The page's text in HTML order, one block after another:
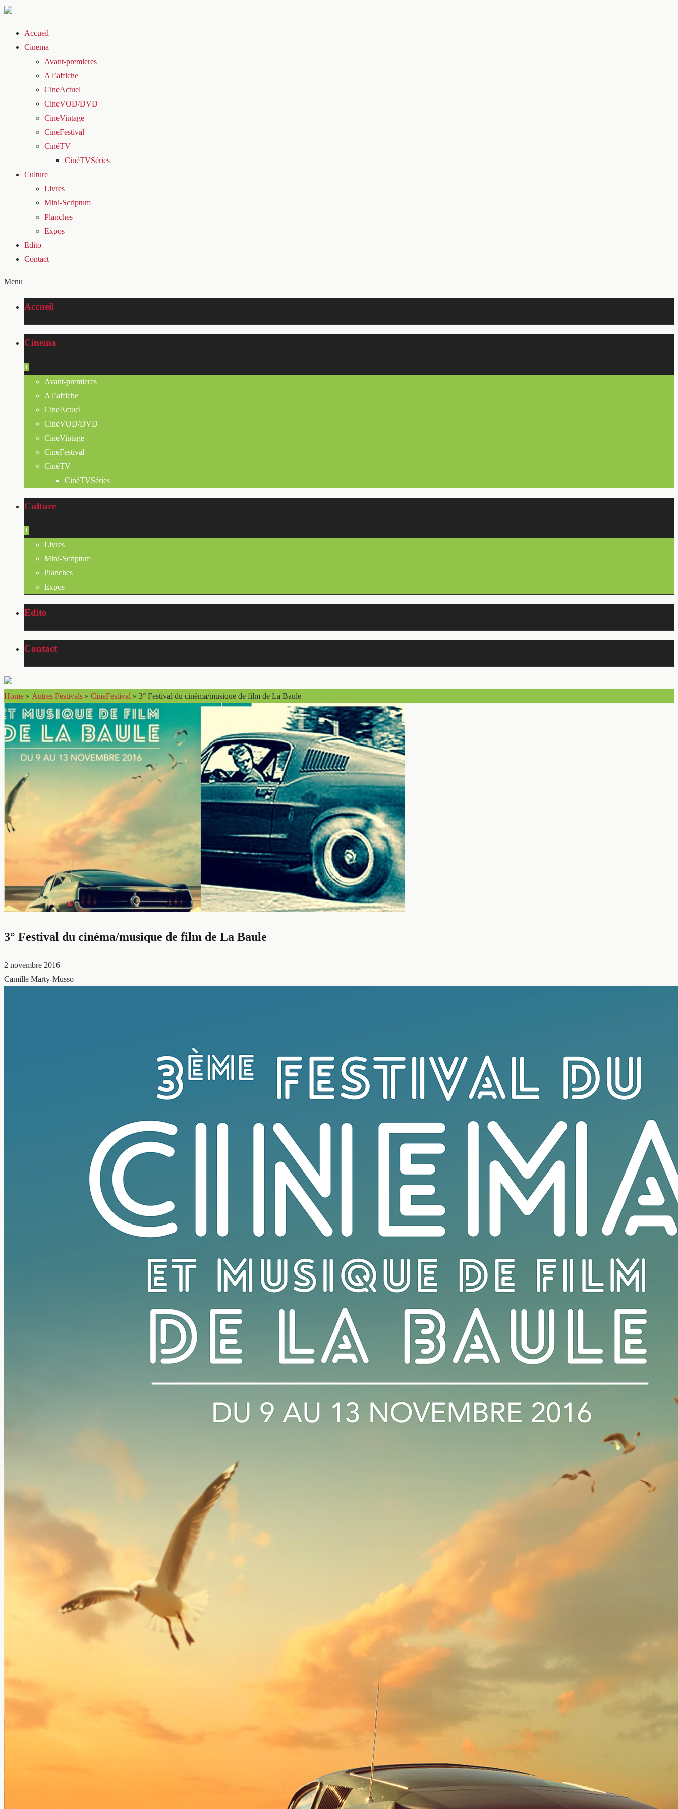
Accueil
Cinema
Avant-premieres
A l’affiche
CineActuel
CineVOD/DVD
CineVintage
CineFestival
CinéTV
CinéTVSéries
Culture
Livres
Mini-Scriptum
Planches
Expos
Edito
Contact
Menu
Accueil
Cinema
+
Avant-premieres
A l’affiche
CineActuel
CineVOD/DVD
CineVintage
CineFestival
CinéTV
CinéTVSéries
Culture
+
Livres
Mini-Scriptum
Planches
Expos
Edito
Contact
Home » Autres Festivals » CineFestival » 3° Festival du cinéma/musique de film de La Baule
3° Festival du cinéma/musique de film de La Baule
2 novembre 2016
Camille Marty-Musso